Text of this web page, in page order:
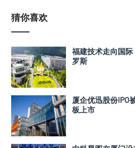
猜你喜欢
福建技术走向国
罗斯
厦企优迅股份IPO
板上市